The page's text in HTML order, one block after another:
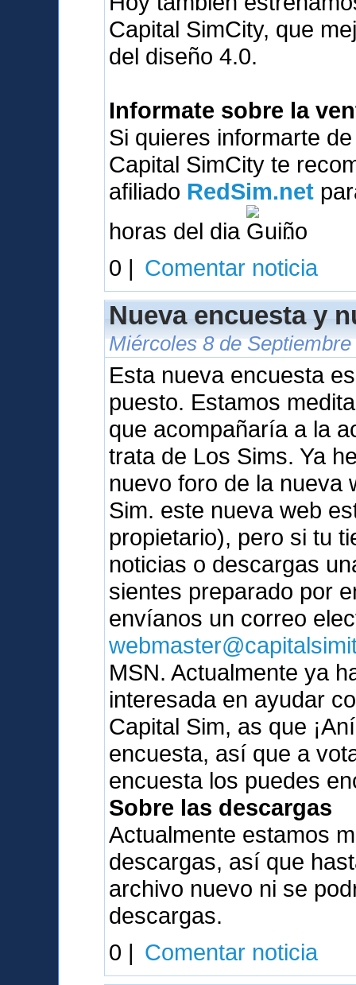
Capital SimCity, que
del diseño 4.0.
Informate sobre la
Si quieres informarte
Capital SimCity te
afiliado RedSim.net
horas del dia
.
0 | Comentar noticia
Nueva encuesta y
Miércoles 8 de
Esta nueva encuesta
puesto. Estamos
que acompañaría a la
trata de Los Sims. Ya
nuevo foro de la nueva
Sim. este nueva web
propietario), pero si tu
noticias o descargas
sientes preparado por
envíanos un correo
MSN. Actualmente ya
interesada en ayudar
Capital Sim, as que
encuesta, así que a
encuesta los puedes
Sobre las descargas
Actualmente estamos
descargas, así que
archivo nuevo ni se
descargas.
0 | Comentar noticia